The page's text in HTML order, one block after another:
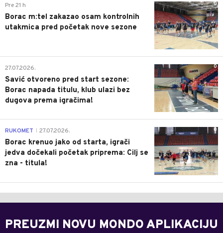
0
Pre 21 h
Borac m:tel zakazao osam kontrolnih
utakmica pred početak nove sezone
0
27.07.2026.
Savić otvoreno pred start sezone:
Borac napada titulu, klub ulazi bez
dugova prema igračima!
0
RUKOMET 27.07.2026.
Borac krenuo jako od starta, igrači
jedva dočekali početak priprema: Cilj se
zna - titula!
PREUZMI NOVU MONDO APLIKACIJU